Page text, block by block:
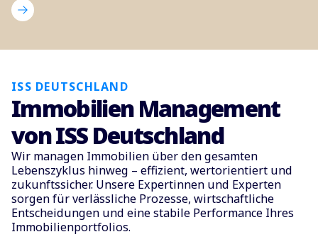
ISS DEUTSCHLAND
Immobilien Management
von ISS Deutschland
Wir managen Immobilien über den gesamten
Lebenszyklus hinweg – effizient, wertorientiert und
zukunftssicher. Unsere Expertinnen und Experten
sorgen für verlässliche Prozesse, wirtschaftliche
Entscheidungen und eine stabile Performance Ihres
Immobilienportfolios.